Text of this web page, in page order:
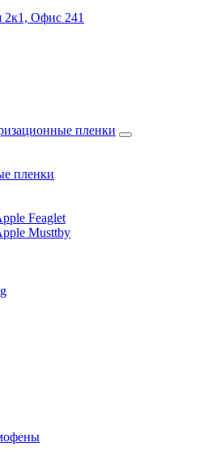
2к1, Офис 241
пленки
пленки
Feaglet
Musttby